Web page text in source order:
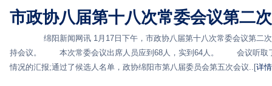
市政协八届第十八次常委会议第二
绵阳新闻网讯 1月17日下午，市政协八届第十八次常委会议第二次
持会议。 本次常委会议出席人员应到68人，实到64人。 会议听取了
情况的汇报;通过了候选人名单，政协绵阳市第八届委员会第五次会议..[详情